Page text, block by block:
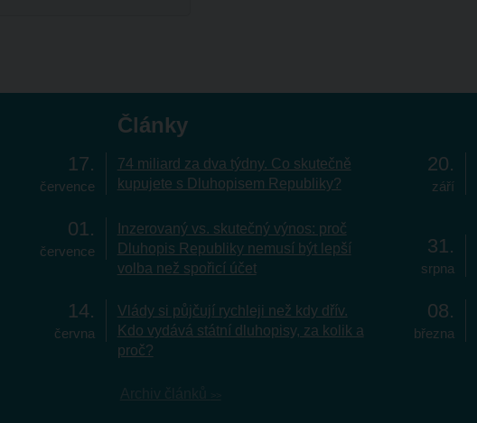
Články
17
července
74 miliard za dva týdny. Co skutečně
kupujete s Dluhopisem Republiky?
01
července
Inzerovaný vs. skutečný výnos: proč
Dluhopis Republiky nemusí být lepší
volba než spořicí účet
14
června
Vlády si půjčují rychleji než kdy dřív.
Kdo vydává státní dluhopisy, za kolik a
proč?
20
září
31
srpna
08
března